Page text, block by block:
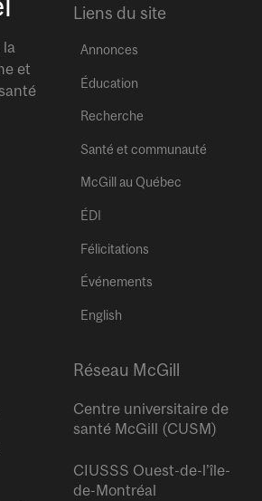
et
Liens du site
Annonces
Éducation
Recherche
Santé et communauté
McGill au Québec
ÉDI
Félicitations
Événements
English
Réseau McGill
Centre universitaire de
santé McGill (CUSM)
CIUSSS Ouest-de-l’île-
de-Montréal